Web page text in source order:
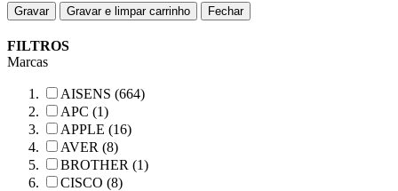
Gravar Gravar e limpar carrinho Fechar
FILTROS
Marcas
AISENS (664)
APC (1)
APPLE (16)
AVER (8)
BROTHER (1)
CISCO (8)